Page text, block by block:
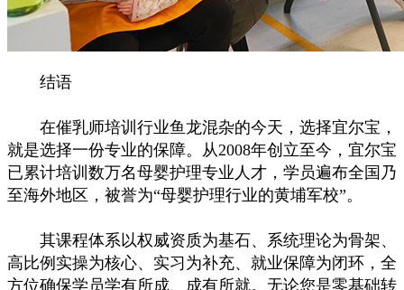
结语
在催乳师培训行业鱼龙混杂的今天，选择宜尔宝，
就是选择一份专业的保障。从2008年创立至今，宜尔宝
已累计培训数万名母婴护理专业人才，学员遍布全国乃
至海外地区，被誉为“母婴护理行业的黄埔军校”。
其课程体系以权威资质为基石、系统理论为骨架、
高比例实操为核心、实习为补充、就业保障为闭环，全
方位确保学员学有所成、成有所就。无论您是零基础转